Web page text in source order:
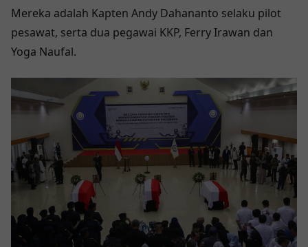
Mereka adalah Kapten Andy Dahananto selaku pilot
pesawat, serta dua pegawai KKP, Ferry Irawan dan
Yoga Naufal.